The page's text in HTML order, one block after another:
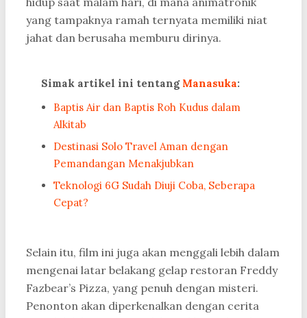
yang tampaknya ramah ternyata memiliki niat
jahat dan berusaha memburu dirinya.
Simak artikel ini tentang Manasuka:
Baptis Air dan Baptis Roh Kudus dalam
Alkitab
Destinasi Solo Travel Aman dengan
Pemandangan Menakjubkan
Teknologi 6G Sudah Diuji Coba, Seberapa
Cepat?
Selain itu, film ini juga akan menggali lebih dalam
mengenai latar belakang gelap restoran Freddy
Fazbear’s Pizza, yang penuh dengan misteri.
Penonton akan diperkenalkan dengan cerita